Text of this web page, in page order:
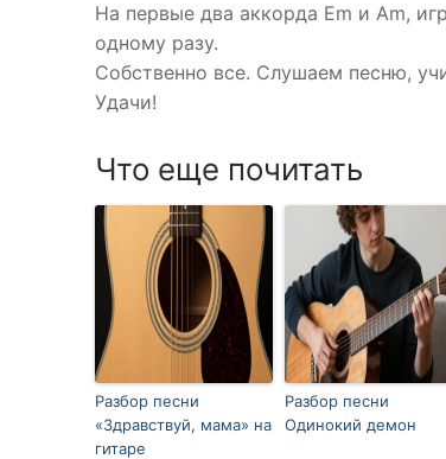
На первые два аккорда Em и Am,
одному разу.
Собственно все. Слушаем песню,
Удачи!
Что еще почитать
Разбор песни
«Здравствуй, мама» на
гитаре
Разбор песни
Одинокий демон